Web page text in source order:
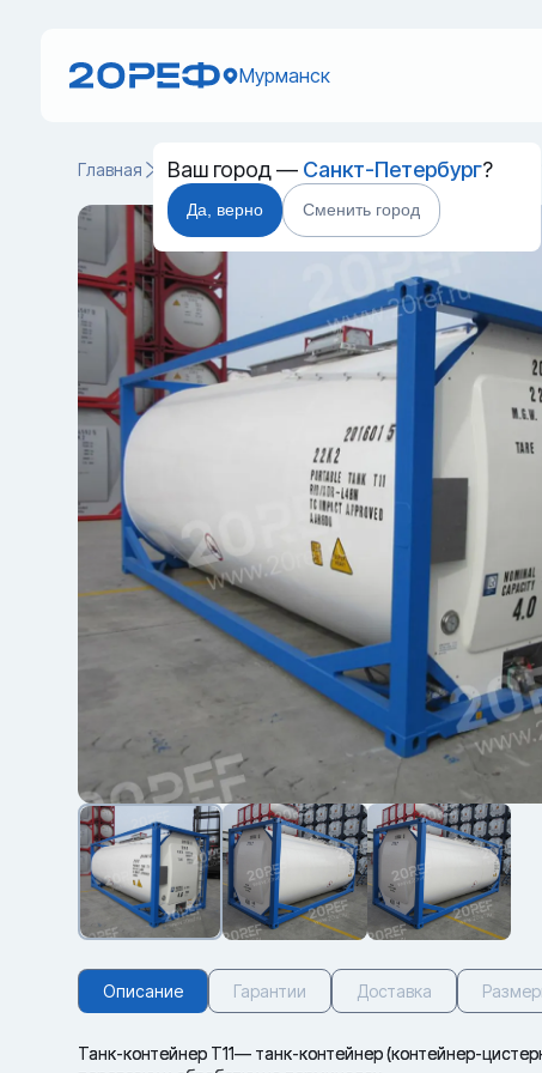
Мурманск
Ваш город — Санкт-Петербург?
Да, верно Сменить город
Главная Каталог Танк-контейнеры Танк-контейнер
Описание Гарантии Доставка
Танк-контейнер Т11— танк-контейнер (контейнер-